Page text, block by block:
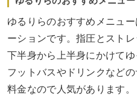
ゆるりらのおすすめメニュ
ーションです。指圧とスト
下半身から上半身にかけて
フットバスやドリンクなど
料金なので人気があります。